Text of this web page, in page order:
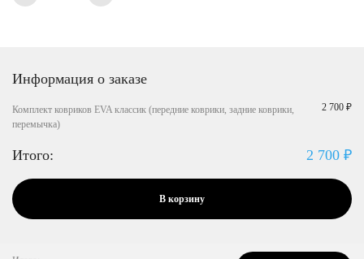
Информация о заказе
Комплект ковриков EVA классик (передние коврики, задние коврики,
перемычка)
2 700 ₽
Итого: 2 700 ₽
В корзину